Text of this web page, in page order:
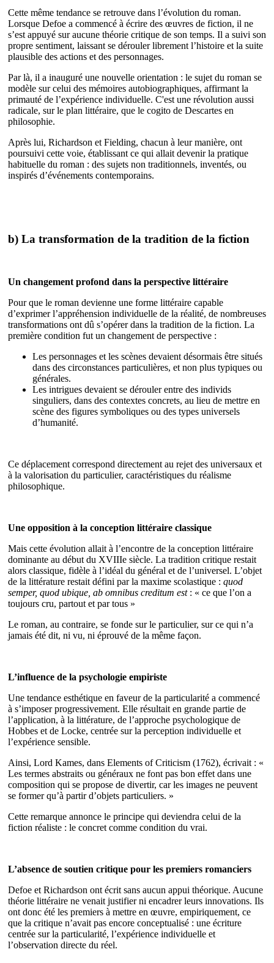
Cette même tendance se retrouve dans l’évolution du roman.
Lorsque Defoe a commencé à écrire des œuvres de fiction, il ne
s’est appuyé sur aucune théorie critique de son temps. Il a suivi son
propre sentiment, laissant se dérouler librement l’histoire et la suite
plausible des actions et des personnages.
Par là, il a inauguré une nouvelle orientation : le sujet du roman se
modèle sur celui des mémoires autobiographiques, affirmant la
primauté de l’expérience individuelle. C'est une révolution aussi
radicale, sur le plan littéraire, que le cogito de Descartes en
philosophie.
Après lui, Richardson et Fielding, chacun à leur manière, ont
poursuivi cette voie, établissant ce qui allait devenir la pratique
habituelle du roman : des sujets non traditionnels, inventés, ou
inspirés d’événements contemporains.
b) La transformation de la tradition de la fiction
Un changement profond dans la perspective littéraire
Pour que le roman devienne une forme littéraire capable
d’exprimer l’appréhension individuelle de la réalité, de nombreuses
transformations ont dû s’opérer dans la tradition de la fiction. La
première condition fut un changement de perspective :
Les personnages et les scènes devaient désormais être situés
dans des circonstances particulières, et non plus typiques ou
générales.
Les intrigues devaient se dérouler entre des individs
singuliers, dans des contextes concrets, au lieu de mettre en
scène des figures symboliques ou des types universels
d’humanité.
Ce déplacement correspond directement au rejet des universaux et
à la valorisation du particulier, caractéristiques du réalisme
philosophique.
Une opposition à la conception littéraire classique
Mais cette évolution allait à l’encontre de la conception littéraire
dominante au début du XVIIIe siècle. La tradition critique restait
alors classique, fidèle à l’idéal du général et de l’universel. L’objet
de la littérature restait défini par la maxime scolastique : quod
semper, quod ubique, ab omnibus creditum est: « ce que l’on a
toujours cru, partout et par tous »
Le roman, au contraire, se fonde sur le particulier, sur ce qui n’a
jamais été dit, ni vu, ni éprouvé de la même façon.
L’influence de la psychologie empiriste
Une tendance esthétique en faveur de la particularité a commencé
à s’imposer progressivement. Elle résultait en grande partie de
l’application, à la littérature, de l’approche psychologique de
Hobbes et de Locke, centrée sur la perception individuelle et
l’expérience sensible.
Ainsi, Lord Kames, dans Elements of Criticism (1762), écrivait : «
Les termes abstraits ou généraux ne font pas bon effet dans une
composition qui se propose de divertir, car les images ne peuvent
se former qu’à partir d’objets particuliers. »
Cette remarque annonce le principe qui deviendra celui de la
fiction réaliste : le concret comme condition du vrai.
L’absence de soutien critique pour les premiers romanciers
Defoe et Richardson ont écrit sans aucun appui théorique. Aucune
théorie littéraire ne venait justifier ni encadrer leurs innovations. Ils
ont donc été les premiers à mettre en œuvre, empiriquement, ce
que la critique n’avait pas encore conceptualisé : une écriture
centrée sur la particularité, l’expérience individuelle et
l’observation directe du réel.